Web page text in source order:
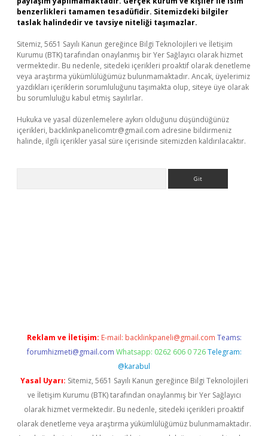
benzerlikleri tamamen tesadüfidir. Sitemizdeki bilgiler
taslak halindedir ve tavsiye niteliği taşımazlar.
Sitemiz, 5651 Sayılı Kanun gereğince Bilgi Teknolojileri ve İletişim
Kurumu (BTK) tarafından onaylanmış bir Yer Sağlayıcı olarak hizmet
vermektedir. Bu nedenle, sitedeki içerikleri proaktif olarak denetleme
veya araştırma yükümlülüğümüz bulunmamaktadır. Ancak, üyelerimiz
yazdıkları içeriklerin sorumluluğunu taşımakta olup, siteye üye olarak
bu sorumluluğu kabul etmiş sayılırlar.
Hukuka ve yasal düzenlemelere aykırı olduğunu düşündüğünüz
içerikleri, backlinkpanelicomtr@gmail.com adresine bildirmeniz
halinde, ilgili içerikler yasal süre içerisinde sitemizden kaldırılacaktır.
Reklam ve İletişim: E-mail: backlinkpaneli@gmail.com Teams:
forumhizmeti@gmail.com Whatsapp: 0262 606 0 726 Telegram:
@karabul
Yasal Uyarı: Sitemiz, 5651 Sayılı Kanun gereğince Bilgi Teknolojileri
ve İletişim Kurumu (BTK) tarafından onaylanmış bir Yer Sağlayıcı
olarak hizmet vermektedir. Bu nedenle, sitedeki içerikleri proaktif
olarak denetleme veya araştırma yükümlülüğümüz bulunmamaktadır.